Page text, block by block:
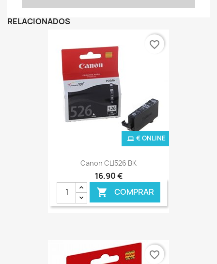
RELACIONADOS
Canon CLI526 BK
16,90 €
 COMPRAR
€ ONLINE
favorite_border
favorite_border